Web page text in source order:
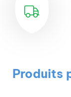
Produits